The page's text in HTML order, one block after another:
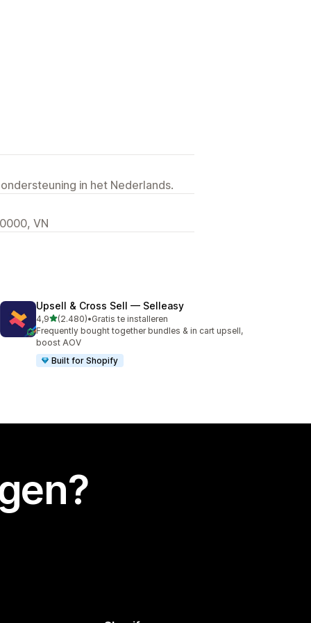
in het Nederlands.
VN
Upsell & Cross Sell — Selleasy
4,9van 5 sterren
(2.480)
2480 recensies in totaal
•Gratis te installeren
Frequently bought together bundles & in cart upsell,
boost AOV
Built for Shopify